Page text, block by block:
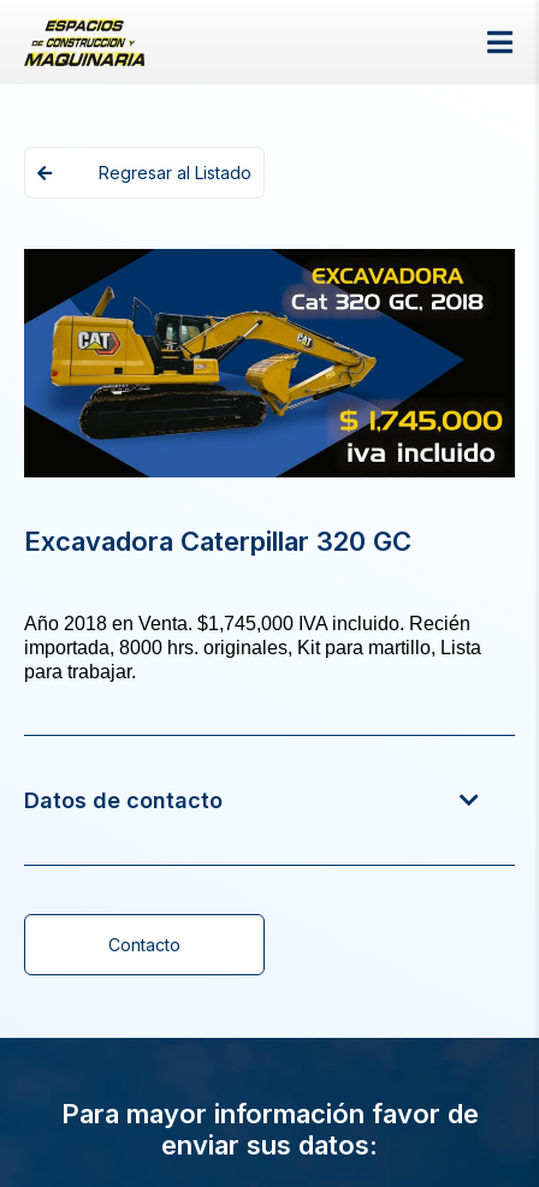
Regresar al Listado
Excavadora Caterpillar 320 GC
Año 2018 en Venta. $1,745,000 IVA incluido. Recién
importada, 8000 hrs. originales, Kit para martillo, Lista
para trabajar.
Datos de contacto
Contacto
Para mayor información favor de
enviar sus datos: